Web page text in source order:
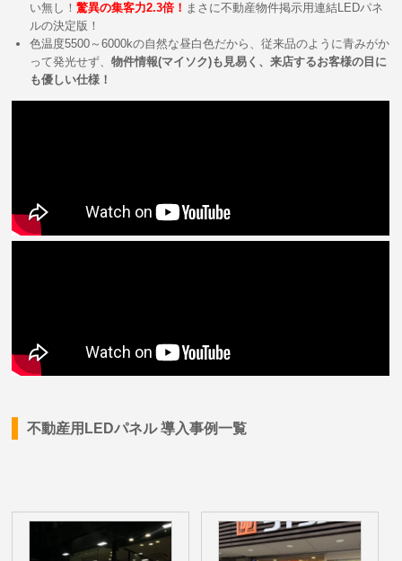
い無し！驚異の集客力2.3倍！ まさに不動産物件掲示用連結LEDパネ
ルの決定版！
色温度5500～6000kの自然な昼白色だから、従来品のように青みがか
って発光せず、物件情報(マイソク)も見易く、来店するお客様の目に
も優しい仕様！
不動産用LEDパネル 導入事例一覧